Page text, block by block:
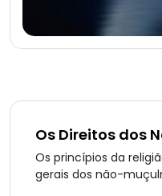
Os Direitos dos
Islã (parte 1 de
Os princípios da
gerais dos não-